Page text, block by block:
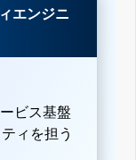
エンジニ
ビス基盤
ィを担う